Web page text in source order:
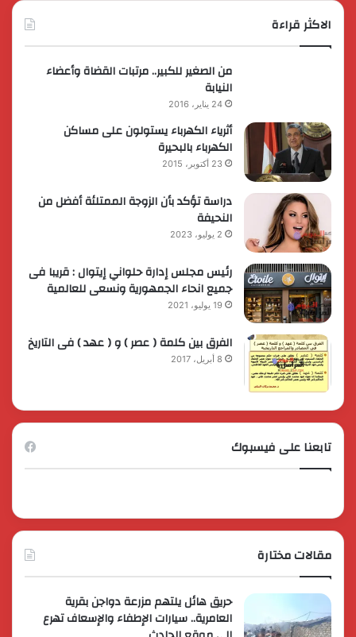
الاكثر قراءة
من الصغير للكبير.. مرتبات القضاة وأعضاء
النيابة
24 يناير، 2016
أثرياء الكهرباء يستولون على مساكن
الكهرباء بالبحيرة
23 أكتوبر، 2015
دراسة تؤكد بأن الزوجة الممتلئة أفضل من
النحيفة
2 يوليو، 2023
رئيس مجلس إدارة حلواني إيتوال : قريبا فى
جميع انحاء الجمهورية ونسعى للعالمية
19 يوليو، 2021
الفرق بين كلمة ( عصر ) و ( عهد ) فى التاريخ
8 أبريل، 2017
تابعنا على فيسبوك
مقالات مختارة
حريق هائل يلتهم مزرعة دواجن بقرية
العامرية.. سيارات الإطفاء والإسعاف تهرع